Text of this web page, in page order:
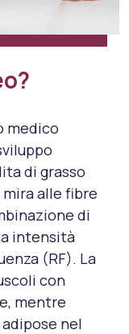
medico
di grasso
alle fibre
di
intensità
(RF). La
con
mentre
nel